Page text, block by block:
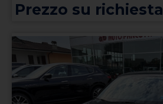
Prezzo su richiesta